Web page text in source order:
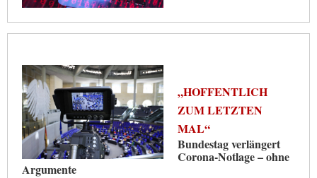
„HOFFENTLICH
ZUM LETZTEN
MAL“
Bundestag verlängert
Corona-Notlage – ohne
Argumente